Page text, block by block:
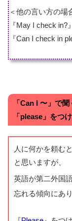
＜他の言い方の場
『May I check in?』
『Can I check in
「Can I 〜」で
「please」をつ
人に何かを頼む
と思いますが、
英語が第二外国
忘れる傾向にあり